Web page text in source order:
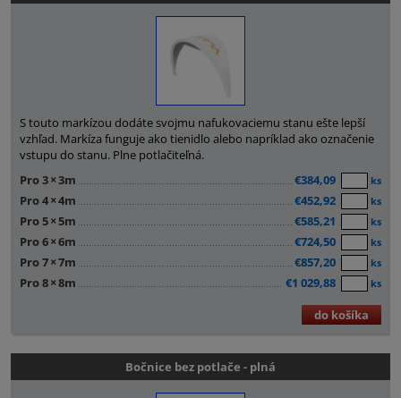
S touto markízou dodáte svojmu nafukovaciemu stanu ešte lepší
vzhľad. Markíza funguje ako tienidlo alebo napríklad ako označenie
vstupu do stanu. Plne potlačiteľná.
Pro 3×3m €384,09 ks
Pro 4×4m €452,92 ks
Pro 5×5m €585,21 ks
Pro 6×6m €724,50 ks
Pro 7×7m €857,20 ks
Pro 8×8m €1 029,88 ks
do košíka
Bočnice bez potlače - plná